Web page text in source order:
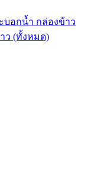
บอกน้ำ กล่องข้าว
ว (ทั้งหมด)